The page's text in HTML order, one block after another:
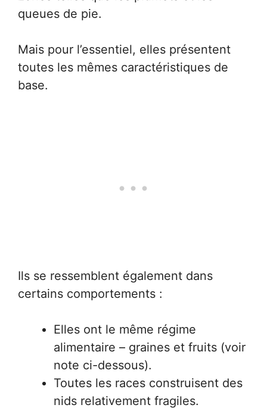
queues de pie.
Mais pour l’essentiel, elles présentent
toutes les mêmes caractéristiques de
base.
Ils se ressemblent également dans
certains comportements :
Elles ont le même régime
alimentaire – graines et fruits (voir
note ci-dessous).
Toutes les races construisent des
nids relativement fragiles.